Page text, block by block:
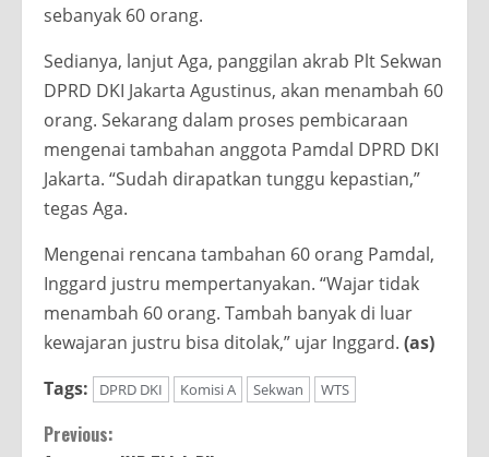
sebanyak 60 orang.
Sedianya, lanjut Aga, panggilan akrab Plt Sekwan
DPRD DKI Jakarta Agustinus, akan menambah 60
orang. Sekarang dalam proses pembicaraan
mengenai tambahan anggota Pamdal DPRD DKI
Jakarta. “Sudah dirapatkan tunggu kepastian,”
tegas Aga.
Mengenai rencana tambahan 60 orang Pamdal,
Inggard justru mempertanyakan. “Wajar tidak
menambah 60 orang. Tambah banyak di luar
kewajaran justru bisa ditolak,” ujar Inggard. (as)
Tags:
DPRD DKI Komisi A Sekwan WTS
Continue
Previous: